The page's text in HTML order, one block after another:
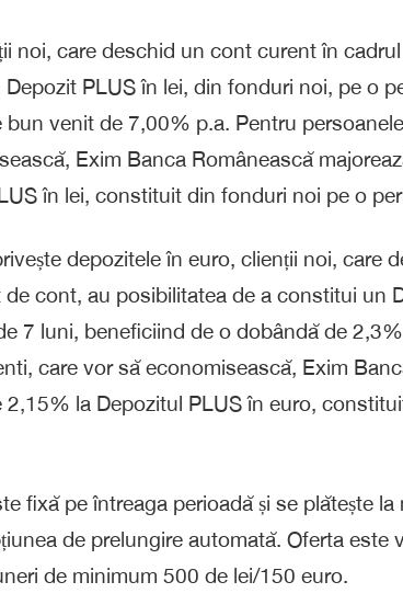
noi, care deschid un cont curent în
PLUS în lei, din fonduri noi, pe o
bun venit de 7,00% p.a. Pentru
Exim Banca Românească
în lei, constituit din fonduri noi pe o
depozitele în euro, clienții noi, care
de cont, au posibilitatea de a constitui un
7 luni, beneficiind de o dobândă de
care vor să economisească, Exim
2,15% la Depozitul PLUS în euro,
fixă pe întreaga perioadă și se plătește
de prelungire automată. Oferta este
de minimum 500 de lei/150 euro.